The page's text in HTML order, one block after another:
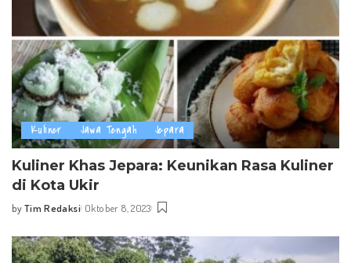
Kuliner Jawa Tengah Jepara
Kuliner Khas Jepara: Keunikan Rasa Kuliner
di Kota Ukir
Posted
by Tim Redaksi Oktober 8, 2023